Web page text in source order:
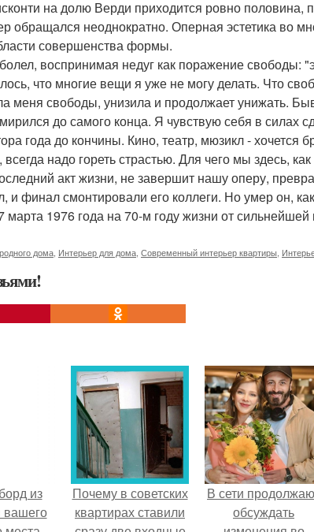
на долю Верди приходится ровно половина,
обращался неоднократно. Оперная эстетика во
совершенства формы.
воспринимая недуг как поражение свободы:
что многие вещи я уже не могу делать. Что
меня свободы, унизила и продолжает унижать.
до самого конца. Я чувствую себя в силах
года до кончины. Кино, театр, мюзикл - хочется
надо гореть страстью. Для чего мы здесь,
акт жизни, не завершит нашу оперу,
финал смонтировали его коллеги. Но умер он,
марта 1976 года на 70-м году жизни от сильнейшей
дома Интерьер для дома Современный интерьер квартиры
из
вашего
Почему в советских
квартирах ставили
В сети
обсуждать